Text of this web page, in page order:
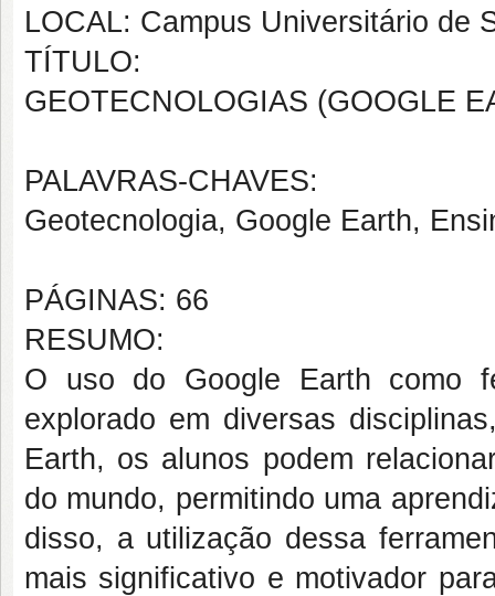
LOCAL: Campus Universitário de
TÍTULO:
GEOTECNOLOGIAS (GOOGLE
PALAVRAS-CHAVES:
Geotecnologia, Google Earth,
PÁGINAS: 66
RESUMO:
O uso do Google Earth como
explorado em diversas
Earth, os alunos podem
do mundo, permitindo uma
disso, a utilização dessa
mais significativo e motivador